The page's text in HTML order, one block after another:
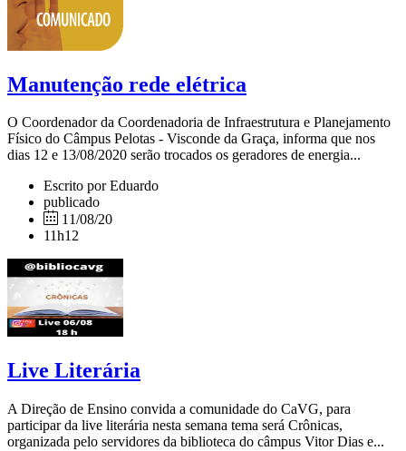
Manutenção rede elétrica
O Coordenador da Coordenadoria de Infraestrutura e Planejamento
Físico do Câmpus Pelotas - Visconde da Graça, informa que nos
dias 12 e 13/08/2020 serão trocados os geradores de energia...
Escrito por Eduardo
publicado
11/08/20
11h12
Live Literária
A Direção de Ensino convida a comunidade do CaVG, para
participar da live literária nesta semana tema será Crônicas,
organizada pelo servidores da biblioteca do câmpus Vitor Dias e...